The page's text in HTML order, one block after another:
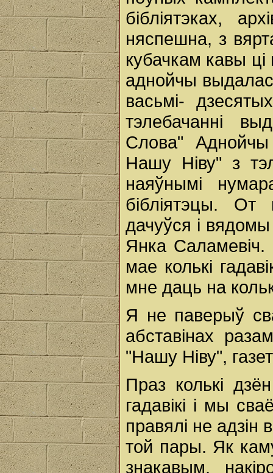
бібліятэках,
няспешна, з
кубачкам кавы
аднойчы
васьмі-
тэлебачанні
Слова"
Нашу Ніву" з
наяўнымі
бібліятэцы.
дачуўся і
Янка Саламевіч.
мае колькі
мне даць на
Я не паверыў
абставінах
"Нашу Ніву",
Праз колькі
гадавікі і мы
правялі не адзін
той пары. Як
знакавым,